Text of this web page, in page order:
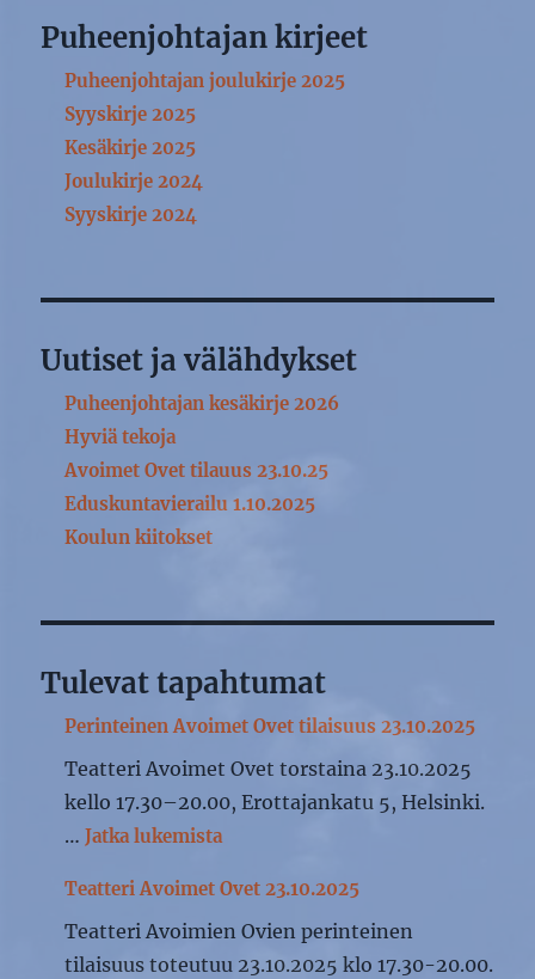
Puheenjohtajan kirjeet
Puheenjohtajan joulukirje 2025
Syyskirje 2025
Kesäkirje 2025
Joulukirje 2024
Syyskirje 2024
Uutiset ja välähdykset
Puheenjohtajan kesäkirje 2026
Hyviä tekoja
Avoimet Ovet tilauus 23.10.25
Eduskuntavierailu 1.10.2025
Koulun kiitokset
Tulevat tapahtumat
Perinteinen Avoimet Ovet tilaisuus 23.10.2025
Teatteri Avoimet Ovet torstaina 23.10.2025
kello 17.30–20.00, Erottajankatu 5, Helsinki.
…Jatka lukemista"Perinteinen Avoimet Ovet
Teatteri Avoimet Ovet 23.10.2025
Teatteri Avoimien Ovien perinteinen
tilaisuus toteutuu 23.10.2025 klo 17.30-20.00.